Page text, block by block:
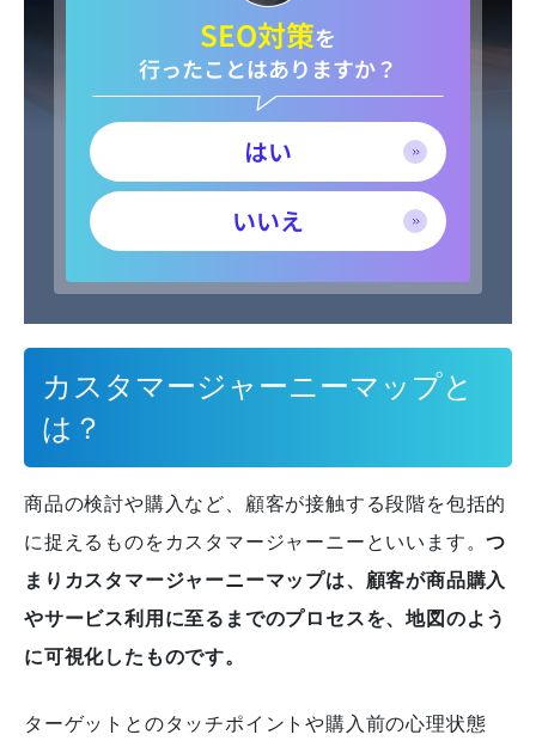
SEO対策を
行ったことはありますか？
はい
いいえ
カスタマージャーニーマップと
は？
商品の検討や購入など、顧客が接触する段階を包括的
に捉えるものをカスタマージャーニーといいます。つ
まりカスタマージャーニーマップは、顧客が商品購入
やサービス利用に至るまでのプロセスを、地図のよう
に可視化したものです。
ターゲットとのタッチポイントや購入前の心理状態